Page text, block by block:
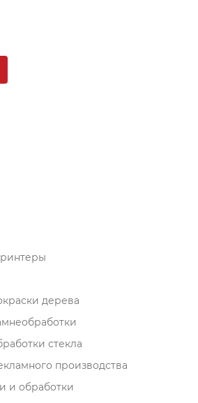
дерева
стекла
производства
и обработки